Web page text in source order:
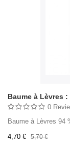
Baume à Lèvres
0
Baume à Lèvres 94
4,70 €
5,70 €